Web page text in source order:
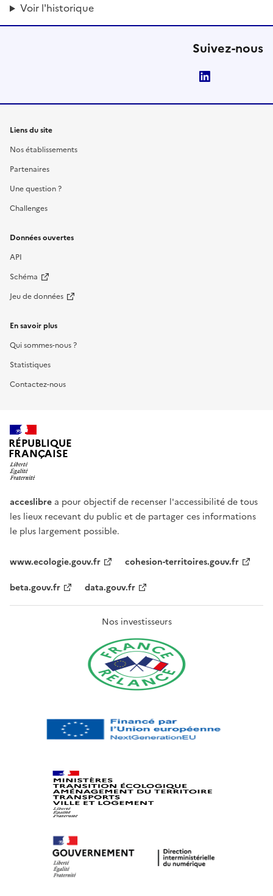
Voir l'historique
Suivez-nous
Liens du site
Nos établissements
Partenaires
Une question ?
Challenges
Données ouvertes
API
Schéma
Jeu de données
En savoir plus
Qui sommes-nous ?
Statistiques
Contactez-nous
RÉPUBLIQUE
FRANÇAISE
acceslibre a pour objectif de recenser l'accessibilité de tous
les lieux recevant du public et de partager ces informations
le plus largement possible.
www.ecologie.gouv.fr
cohesion-territoires.gouv.fr
beta.gouv.fr
data.gouv.fr
Nos investisseurs